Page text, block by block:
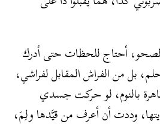
أحتاج للحظات حتى أدرك
بل من الفراش المقابل لفراشي،
بالنوم، لو حركت جسدي
وددت أن أعرف من قيَّدها ولِمَ،